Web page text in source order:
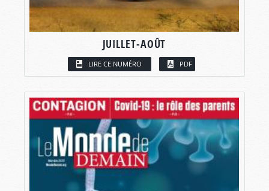
JUILLET-AOÛT
LIRE CE NUMÉRO PDF